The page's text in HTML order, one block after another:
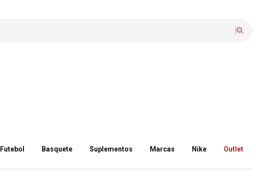
Futebol Basquete Suplementos Marcas Nike Outlet